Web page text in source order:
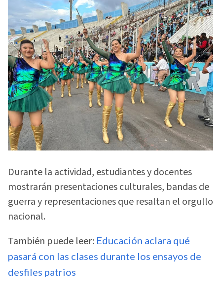
Durante la actividad, estudiantes y docentes
mostrarán presentaciones culturales, bandas de
guerra y representaciones que resaltan el orgullo
nacional.
También puede leer: Educación aclara qué
pasará con las clases durante los ensayos de
desfiles patrios